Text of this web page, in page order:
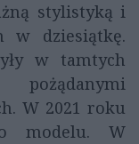
stylistyką i
w dziesiątkę.
w tamtych
W 2021 roku
modelu. W